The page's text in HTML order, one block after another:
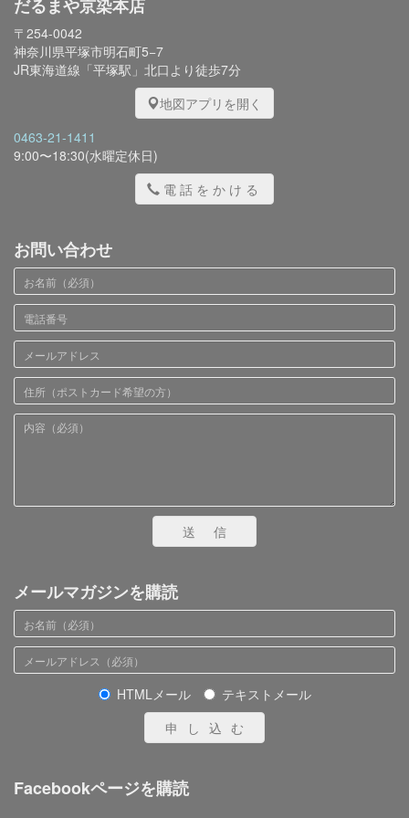
だるまや京染本店
〒254-0042
神奈川県平塚市明石町5−7
JR東海道線「平塚駅」北口より徒歩7分
地図アプリを開く
0463-21-1411
9:00〜18:30(水曜定休日)
電話をかける
お問い合わせ
送信
メールマガジンを購読
HTMLメール
テキストメール
申し込む
Facebookページを購読